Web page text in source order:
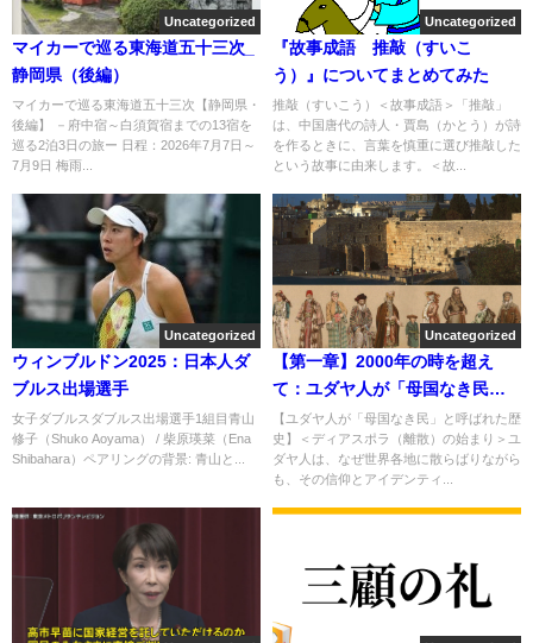
Uncategorized
マイカーで巡る東海道五十三次_
静岡県（後編）
マイカーで巡る東海道五十三次【静岡県・
後編】 －府中宿～白須賀宿までの13宿を
巡る2泊3日の旅ー 日程：2026年7月7日～
7月9日 梅雨...
Uncategorized
『故事成語 推敲（すいこ
う）』についてまとめてみた
推敲（すいこう）＜故事成語＞「推敲」
は、中国唐代の詩人・賈島（かとう）が詩
を作るときに、言葉を慎重に選び推敲した
という故事に由来します。＜故...
Uncategorized
ウィンブルドン2025：日本人ダ
ブルス出場選手
女子ダブルスダブルス出場選手1組目青山
修子（Shuko Aoyama） / 柴原瑛菜（Ena
Shibahara）ペアリングの背景: 青山と...
Uncategorized
【第一章】2000年の時を超え
て：ユダヤ人が「母国なき民」
と呼ばれた歴史の全貌
【ユダヤ人が「母国なき民」と呼ばれた歴
史】＜ディアスポラ（離散）の始まり＞ユ
ダヤ人は、なぜ世界各地に散らばりながら
も、その信仰とアイデンティ...